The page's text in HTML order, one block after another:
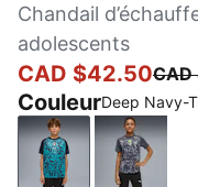
Chandail
adolescents
CAD $42.50
CouleurDeep Navy-
Deep Navy-Galactic